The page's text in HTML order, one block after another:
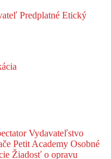
Predplatné Etický
Vydavateľstvo
Petit Academy Osobné
Žiadosť o opravu